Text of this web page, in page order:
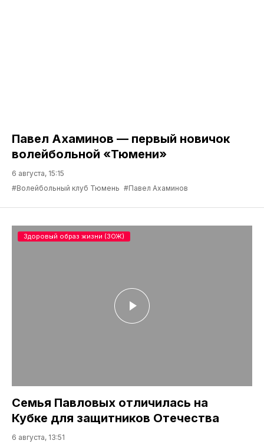
Павел Ахаминов — первый новичок
волейбольной «Тюмени»
6 августа, 15:15
#Волейбольный клуб Тюмень #Павел Ахаминов
Семья Павловых отличилась на
Кубке для защитников Отечества
6 августа, 13:51
Здоровый образ жизни (ЗОЖ)